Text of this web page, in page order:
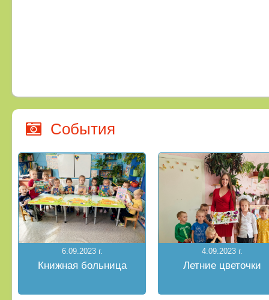
События
6.09.2023 г.
Книжная больница
4.09.2023 г.
Летние цветочки